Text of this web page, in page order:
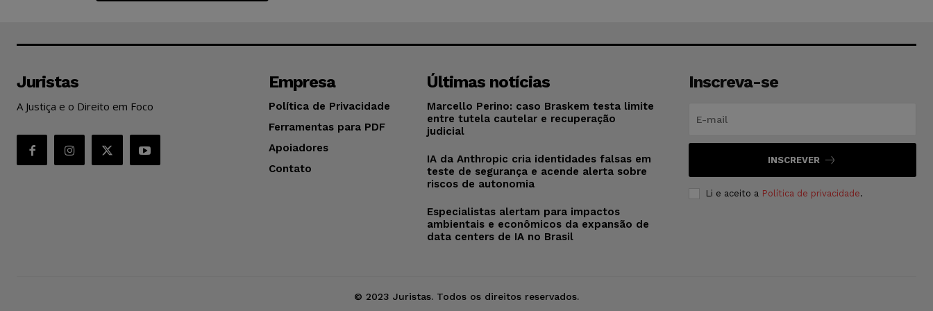
Juristas
A Justiça e o Direito em Foco
Empresa
Política de Privacidade
Ferramentas para PDF
Apoiadores
Contato
Últimas notícias
Marcello Perino: caso Braskem testa limite
entre tutela cautelar e recuperação
judicial
IA da Anthropic cria identidades falsas em
teste de segurança e acende alerta sobre
riscos de autonomia
Especialistas alertam para impactos
ambientais e econômicos da expansão de
data centers de IA no Brasil
Inscreva-se
INSCREVER
Li e aceito a Política de privacidade.
© 2023 Juristas. Todos os direitos reservados.